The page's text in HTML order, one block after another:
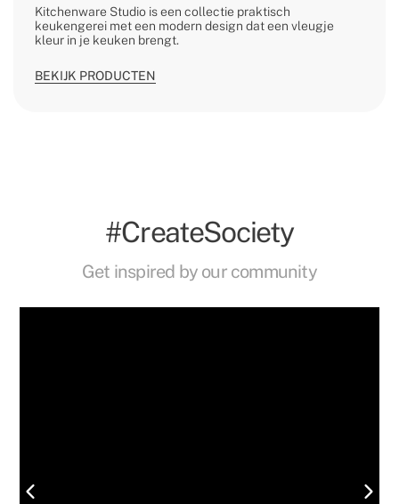
Kitchenware Studio is een collectie praktisch
keukengerei met een modern design dat een vleugje
kleur in je keuken brengt.
BEKIJK PRODUCTEN
#CreateSociety
Get inspired by our community